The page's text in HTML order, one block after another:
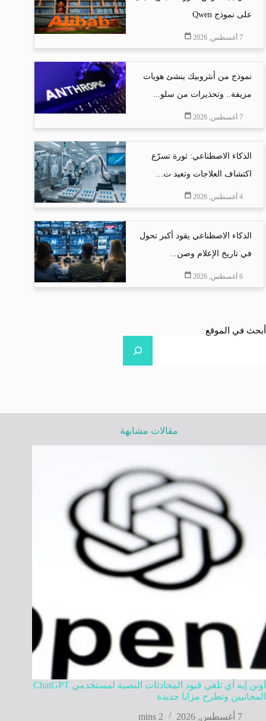
على نموذج Qwen
7 أغسطس, 2026
نموذج من أنثروبيك ينشئ هويات
مزيفة.. وتحذيرات من سلو...
7 أغسطس, 2026
الذكاء الاصطناعي: ثورة تسرّع
اكتشاف العلاجات وتعيد ت...
4 أغسطس, 2026
الذكاء الاصطناعي يقود أكبر تحول
في تاريخ الإعلام وصن...
6 أغسطس, 2026
أبحث في الموقع
مقالات مشابهة
أوبن إيه آي تلغي قيود المحادثات النصية لمستخدمي ChatGPT
المجانيين وتطرح مزايا جديدة
7 أغسطس, 2026
2 mins